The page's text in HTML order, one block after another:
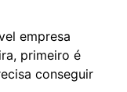
empresa
primeiro é
conseguir